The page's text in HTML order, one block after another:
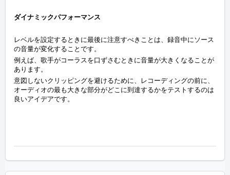
ダイナミックパフォーマンス
レベルを設定するときに最後に注意すべきことは、録音中にソース
の音量が変化することです。
例えば、歌手がコーラスを口ずさむときに音量が大きくなることが
あります。
意図しないクリッピングを避けるために、レコーディングの前に、
オーディオの最も大きな部分がどこに到達するかをテストするのは
良いアイデアです。